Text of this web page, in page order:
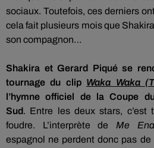
sociaux. Toutefois, ces derniers
cela fait plusieurs mois que
son compagnon…
Shakira et Gerard Piqué se
tournage du clip Waka Waka
l’hymne officiel de la Coupe
Sud. Entre les deux stars,
foudre.
L’interprète de Me
espagnol ne perdent donc pas de